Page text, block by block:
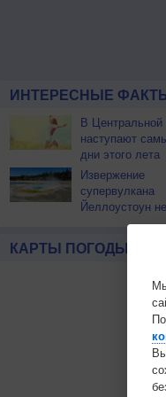
ИНТЕРЕСНЫЕ
В Центральной
наступают
дни этого лета
Извержение
супервулкана
Йеллоустоун
к уничтожению
КАРТЫ ПОГОДЫ